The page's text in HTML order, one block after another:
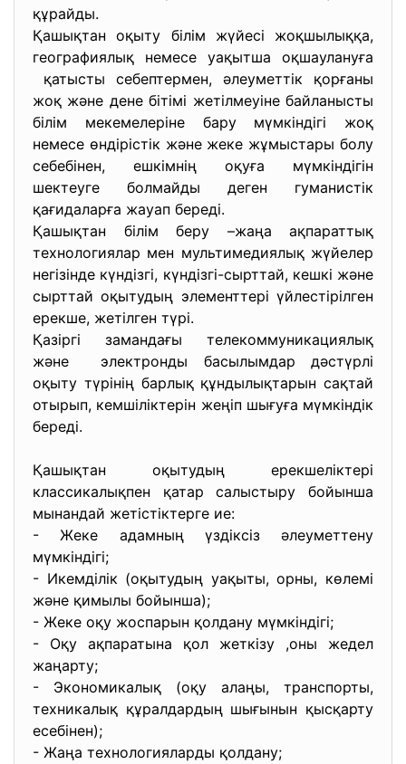
құрайды.
Қашықтан оқыту білім жүйесі жоқшылыққа,
географиялық немесе уақытша оқшаулануға
қатысты себептермен, әлеуметтік қорғаны
жоқ және дене бітімі жетілмеуіне байланысты
білім мекемелеріне бару мүмкіндігі жоқ
немесе өндірістік және жеке жұмыстары болу
себебінен, ешкімнің оқуға мүмкіндігін
шектеуге болмайды деген гуманистік
қағидаларға жауап береді.
Қашықтан білім беру –жаңа ақпараттық
технологиялар мен мультимедиялық жүйелер
негізінде күндізгі, күндізгі-сырттай, кешкі және
сырттай оқытудың элементтері үйлестірілген
ерекше, жетілген түрі.
Қазіргі замандағы телекоммуникациялық
және электронды басылымдар дәстүрлі
оқыту түрінің барлық құндылықтарын сақтай
отырып, кемшіліктерін жеңіп шығуға мүмкіндік
береді.
Қашықтан оқытудың ерекшеліктері
классикалықпен қатар салыстыру бойынша
мынандай жетістіктерге ие:
- Жеке адамның үздіксіз әлеуметтену
мүмкіндігі;
- Икемділік (оқытудың уақыты, орны, көлемі
және қимылы бойынша);
- Жеке оқу жоспарын қолдану мүмкіндігі;
- Оқу ақпаратына қол жеткізу ,оны жедел
жаңарту;
- Экономикалық (оқу алаңы, транспорты,
техникалық құралдардың шығынын қысқарту
есебінен);
- Жаңа технологияларды қолдану;